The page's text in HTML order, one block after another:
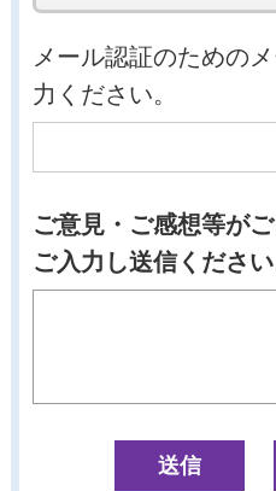
メール認証のための
力ください。
ご意見・ご感想等が
ご入力し送信ください